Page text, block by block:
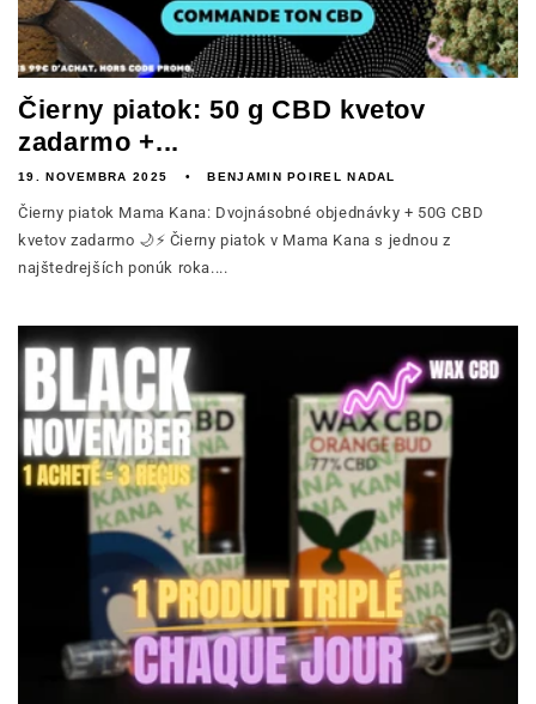
Čierny piatok: 50 g CBD kvetov
zadarmo +...
19. NOVEMBRA 2025 BENJAMIN POIREL NADAL
Čierny piatok Mama Kana: Dvojnásobné objednávky + 50G CBD
kvetov zadarmo 🌙⚡ Čierny piatok v Mama Kana s jednou z
najštedrejších ponúk roka....